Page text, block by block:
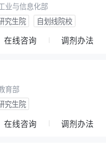
业与信息化部
究生院 自划线院校
在线咨询 调剂办法
育部
究生院
在线咨询 调剂办法